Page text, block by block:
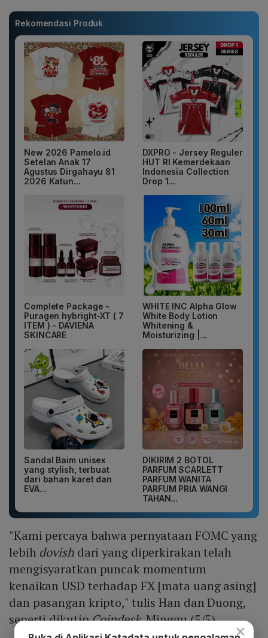
Rekomendasi Produk
New 2026 Pamelo.id
Setelan Anak 17
Agustus Dirgahayu 81
2026 Katun...
DXPRO - Jersey Reguler
HUT RI Kemerdekaan
Indonesia Collection
Drop 1...
Complete Package -
Puragen hybright-XT ( 7
ITEM ) - DAVIENA
SKINCARE
WHITE INC Alpha Glow
White Body Lotion
Whitening &
Moisturizing |...
Sandal Baim unisex
yang stylish, terbuat
dari bahan karet dan
EVA...
DIKIRIM 2 BOTOL
PARFUM SCARLETT
PARFUM WANITA
PARFUM PRIA WANGI
TAHAN...
"Kami percaya bahwa pernyataan FOMC yang
lebih dovishdari yang diperkirakan telah
mengisyaratkan puncak momentum
kenaikan USD terhadap FX [mata uang asing]
dan pasangan kripto," tulis Han dan Duong,
seperti dikutipCoindesk, Minggu (5/5).
×